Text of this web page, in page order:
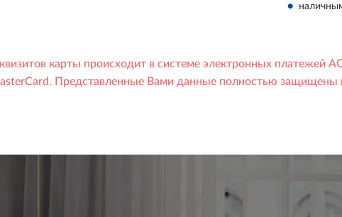
карты происходит в системе электронных платежей
Представленные Вами данные полностью защищены